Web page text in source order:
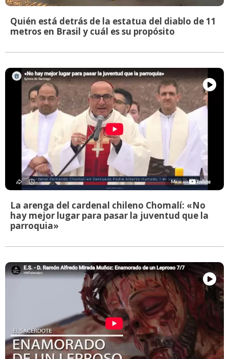
Quién está detrás de la estatua del diablo de 11
metros en Brasil y cuál es su propósito
La arenga del cardenal chileno Chomalí: «No
hay mejor lugar para pasar la juventud que la
parroquia»